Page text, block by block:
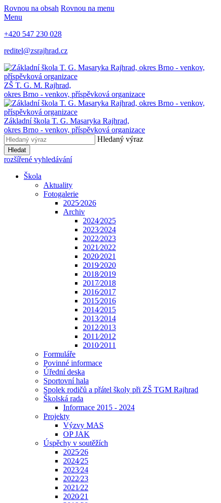
Rovnou na obsah Rovnou na menu
Menu
+420 547 230 028
reditel@zsrajhrad.cz
ZŠ T. G. M. Rajhrad,
okres Brno - venkov, příspěvková organizace
Základní škola T. G. Masaryka Rajhrad,
okres Brno - venkov, příspěvková organizace
Hledaný výraz
Hledat
rozšířené vyhledávání
Škola
Aktuality
Fotogalerie
2025⁄2026
Archiv
2024⁄2025
2023⁄2024
2022⁄2023
2021⁄2022
2020⁄2021
2019⁄2020
2018⁄2019
2017⁄2018
2016⁄2017
2015⁄2016
2014⁄2015
2013⁄2014
2012⁄2013
2011⁄2012
2010⁄2011
Formuláře
Povinné informace
Úřední deska
Sportovní hala
Spolek rodičů a přátel školy při ZŠ TGM Rajhrad
Školská rada
Informace 2015 - 2024
Projekty
Výzvy MAS
OP JAK
Úspěchy v soutěžích
2025⁄26
2024⁄25
2023⁄24
2022⁄23
2021⁄22
2020⁄21